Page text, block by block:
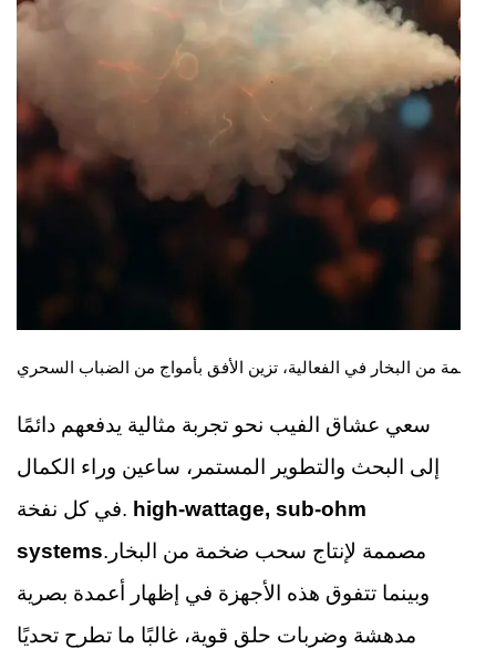
سعي عشاق الفيب نحو تجربة مثالية يدفعهم دائمًا
إلى البحث والتطوير المستمر، ساعين وراء الكمال
في كل نفخة. high-wattage, sub-ohm
systemsمصممة لإنتاج سحب ضخمة من البخار.
وبينما تتفوق هذه الأجهزة في إظهار أعمدة بصرية
مدهشة وضربات حلق قوية، غالبًا ما تطرح تحديًا